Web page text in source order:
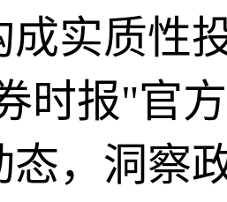
成实质性
时报"官
态，洞察